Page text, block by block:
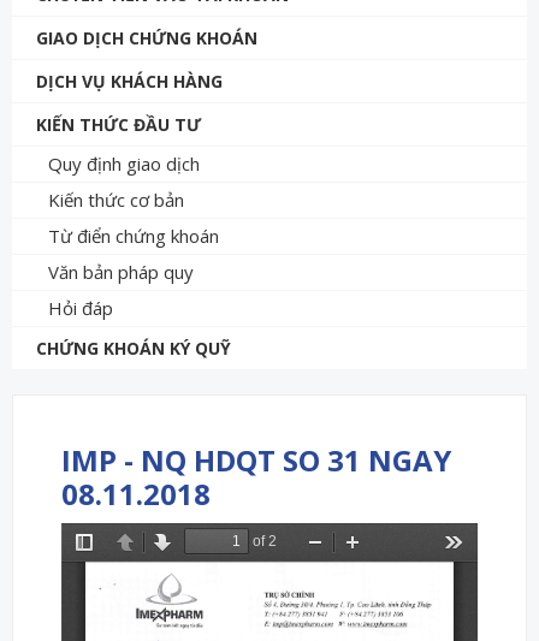
GIAO DỊCH CHỨNG KHOÁN
DỊCH VỤ KHÁCH HÀNG
KIẾN THỨC ĐẦU TƯ
Quy định giao dịch
Kiến thức cơ bản
Từ điển chứng khoán
Văn bản pháp quy
Hỏi đáp
CHỨNG KHOÁN KÝ QUỸ
IMP - NQ HDQT SO 31 NGAY
08.11.2018